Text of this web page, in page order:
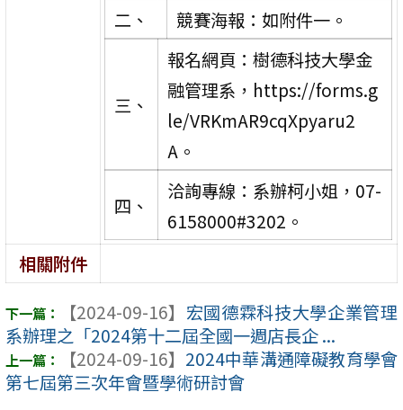
二、
競賽海報：如附件一。
三、
報名網頁：樹德科技大學金
融管理系，https://forms.g
le/VRKmAR9cqXpyaru2
A。
四、
洽詢專線：系辦柯小姐，07-
6158000#3202。
相關附件
【2024-09-16】 宏國德霖科技大學企業管理
系辦理之「2024第十二屆全國一週店長企 ...
【2024-09-16】 2024中華溝通障礙教育學會
第七屆第三次年會暨學術研討會